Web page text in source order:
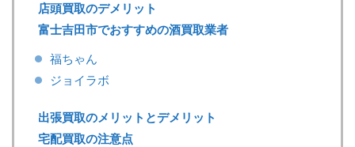
店頭買取のデメリット
富士吉田市でおすすめの酒買取業者
福ちゃん
ジョイラボ
出張買取のメリットとデメリット
宅配買取の注意点